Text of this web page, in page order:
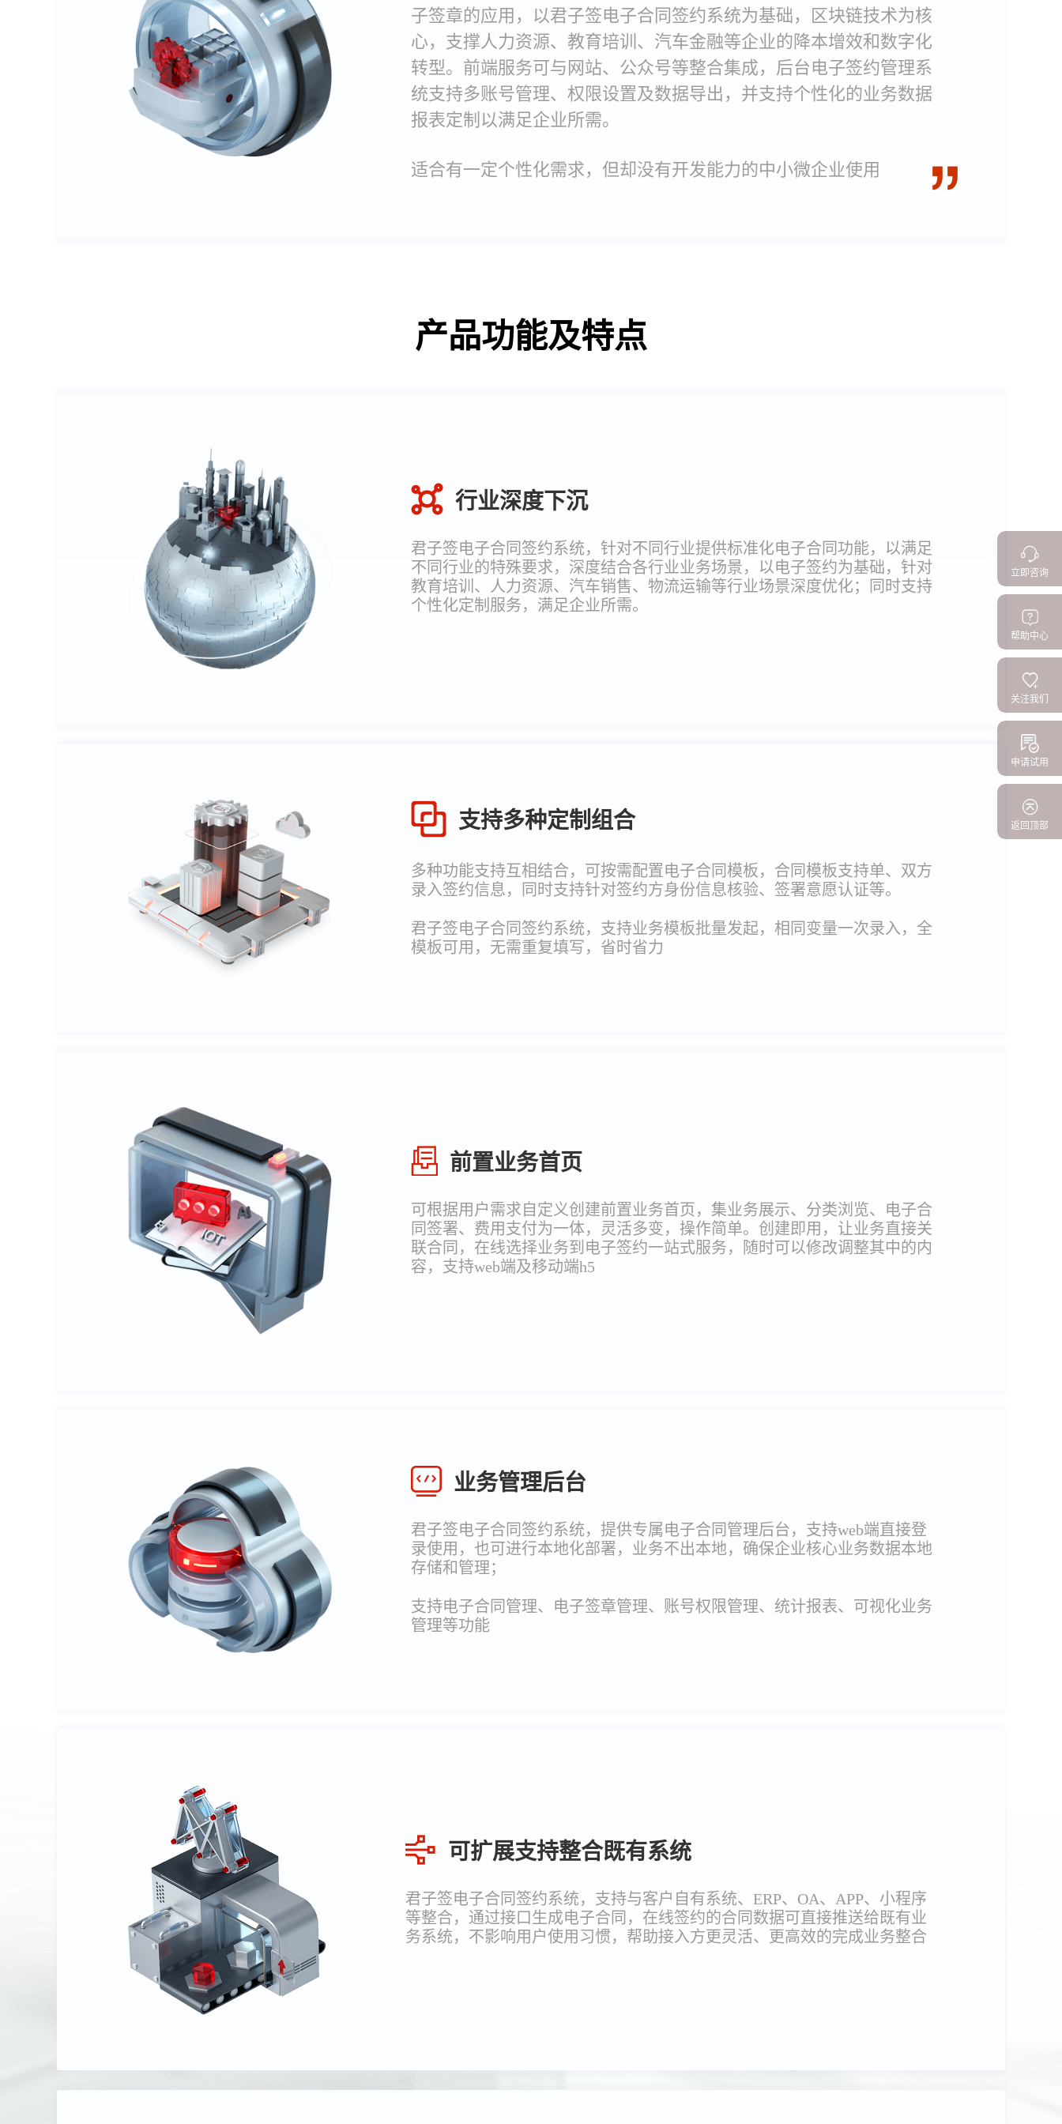
子签章的应用，以君子签电子合同签约系统为基础，区块链技术为核
心，支撑人力资源、教育培训、汽车金融等企业的降本增效和数字化
转型。前端服务可与网站、公众号等整合集成，后台电子签约管理系
统支持多账号管理、权限设置及数据导出，并支持个性化的业务数据
报表定制以满足企业所需。
适合有一定个性化需求，但却没有开发能力的中小微企业使用
产品功能及特点
行业深度下沉
君子签电子合同签约系统，针对不同行业提供标准化电子合同功能，以满足
不同行业的特殊要求，深度结合各行业业务场景，以电子签约为基础，针对
教育培训、人力资源、汽车销售、物流运输等行业场景深度优化；同时支持
个性化定制服务，满足企业所需。
支持多种定制组合
多种功能支持互相结合，可按需配置电子合同模板，合同模板支持单、双方
录入签约信息，同时支持针对签约方身份信息核验、签署意愿认证等。
君子签电子合同签约系统，支持业务模板批量发起，相同变量一次录入，全
模板可用，无需重复填写，省时省力
前置业务首页
可根据用户需求自定义创建前置业务首页，集业务展示、分类浏览、电子合
同签署、费用支付为一体，灵活多变，操作简单。创建即用，让业务直接关
联合同，在线选择业务到电子签约一站式服务，随时可以修改调整其中的内
容，支持web端及移动端h5
业务管理后台
君子签电子合同签约系统，提供专属电子合同管理后台，支持web端直接登
录使用，也可进行本地化部署，业务不出本地，确保企业核心业务数据本地
存储和管理；
支持电子合同管理、电子签章管理、账号权限管理、统计报表、可视化业务
管理等功能
可扩展支持整合既有系统
君子签电子合同签约系统，支持与客户自有系统、ERP、OA、APP、小程序
等整合，通过接口生成电子合同，在线签约的合同数据可直接推送给既有业
务系统，不影响用户使用习惯，帮助接入方更灵活、更高效的完成业务整合
立即咨询
帮助中心
关注我们
申请试用
返回顶部